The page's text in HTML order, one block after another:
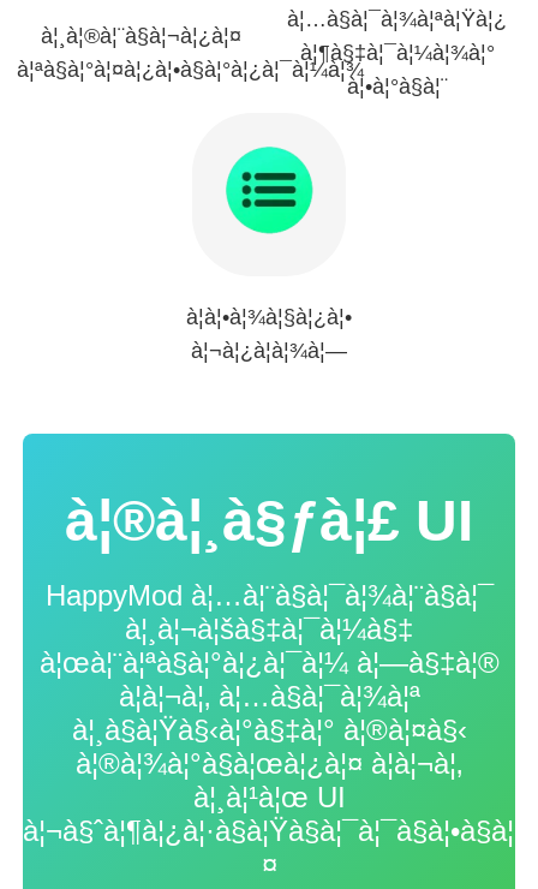
à¦¸à¦®à¦¨à§à¦¬à¦¿à¦¤
à¦ªà§à¦°à¦¤à¦¿à¦•à§à¦°à¦¿à¦¯à¦¼à¦¾
à¦…à§à¦¯à¦¾à¦ªà¦Ÿà¦¿
à¦¶à§‡à¦¯à¦¼à¦¾à¦°
à¦•à¦°à§à¦¨
à¦à¦•à¦¾à¦§à¦¿à¦•
à¦¬à¦¿à¦­à¦¾à¦—
à¦®à¦¸à§ƒà¦£ UI
HappyMod à¦…à¦¨à§à¦¯à¦¾à¦¨à§à¦¯
à¦¸à¦¬à¦šà§‡à¦¯à¦¼à§‡
à¦œà¦¨à¦ªà§à¦°à¦¿à¦¯à¦¼ à¦—à§‡à¦®
à¦à¦¬à¦‚ à¦…à§à¦¯à¦¾à¦ª
à¦¸à§à¦Ÿà§‹à¦°à§‡à¦° à¦®à¦¤à§‹
à¦®à¦¾à¦°à§à¦œà¦¿à¦¤ à¦à¦¬à¦‚
à¦¸à¦¹à¦œ UI
¤